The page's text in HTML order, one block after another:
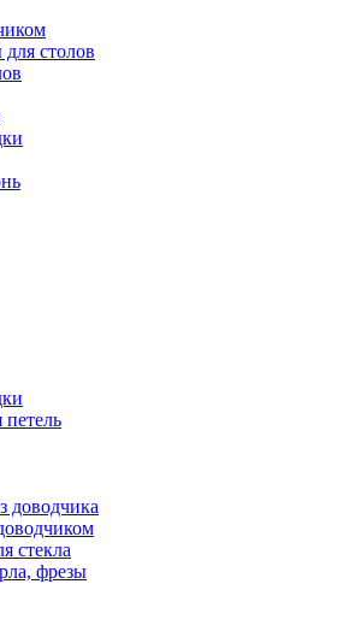
столов
доводчика
стекла
фрезы